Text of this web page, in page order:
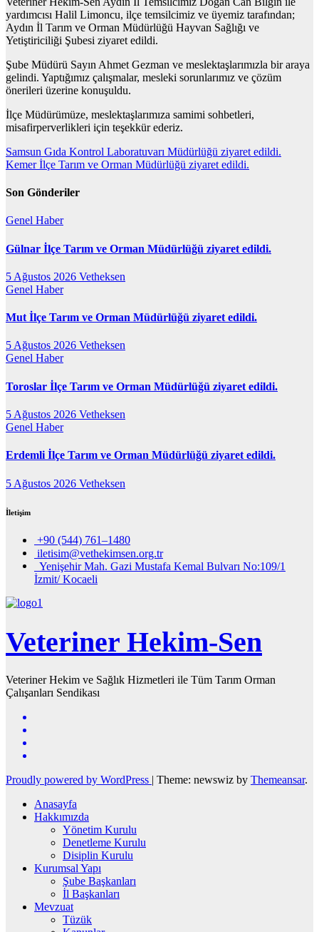
yardımcısı Halil Limoncu, ilçe temsilcimiz ve üyemiz tarafından;
Aydın İl Tarım ve Orman Müdürlüğü Hayvan Sağlığı ve
Yetiştiriciliği Şubesi ziyaret edildi.
Şube Müdürü Sayın Ahmet Gezman ve meslektaşlarımızla bir araya
gelindi. Yaptığımız çalışmalar, mesleki sorunlarımız ve çözüm
önerileri üzerine konuşuldu.
İlçe Müdürümüze, meslektaşlarımıza samimi sohbetleri,
misafirperverlikleri için teşekkür ederiz.
Yazı
gezinmesi
Samsun Gıda Kontrol Laboratuvarı Müdürlüğü ziyaret edildi.
Kemer İlçe Tarım ve Orman Müdürlüğü ziyaret edildi.
Son Gönderiler
Genel Haber
Gülnar İlçe Tarım ve Orman Müdürlüğü ziyaret edildi.
5 Ağustos 2026 Vetheksen
Genel Haber
Mut İlçe Tarım ve Orman Müdürlüğü ziyaret edildi.
5 Ağustos 2026 Vetheksen
Genel Haber
Toroslar İlçe Tarım ve Orman Müdürlüğü ziyaret edildi.
5 Ağustos 2026 Vetheksen
Genel Haber
Erdemli İlçe Tarım ve Orman Müdürlüğü ziyaret edildi.
5 Ağustos 2026 Vetheksen
İletişim
+90 (544) 761–1480
iletisim@vethekimsen.org.tr
Yenişehir Mah. Gazi Mustafa Kemal Bulvarı No:109/1
İzmit/ Kocaeli
Veteriner Hekim-Sen
Veteriner Hekim ve Sağlık Hizmetleri ile Tüm Tarım Orman
Çalışanları Sendikası
Proudly powered by WordPress | Theme: newswiz by Themeansar.
Anasayfa
Hakkımızda
Yönetim Kurulu
Denetleme Kurulu
Disiplin Kurulu
Kurumsal Yapı
Şube Başkanları
İl Başkanları
Mevzuat
Tüzük